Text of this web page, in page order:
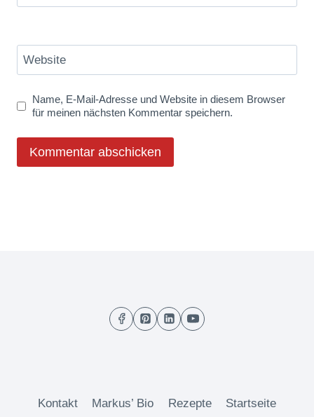
Website
Name, E-Mail-Adresse und Website in diesem Browser
für meinen nächsten Kommentar speichern.
Kontakt Markus’ Bio Rezepte Startseite